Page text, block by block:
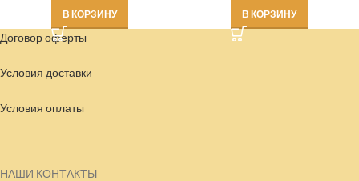
В КОРЗИНУ В КОРЗИНУ
Договор оферты
Условия доставки
Условия оплаты
НАШИ КОНТАКТЫ